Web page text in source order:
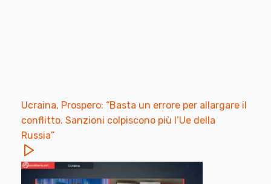
Ucraina, Prospero: “Basta un errore per allargare il
conflitto. Sanzioni colpiscono più l’Ue della
Russia”